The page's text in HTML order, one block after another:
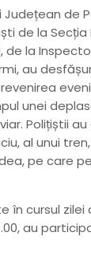
Județean de
de la
de la
au
unei
Polițiștii
al unui
pe care
în cursul zilei
au